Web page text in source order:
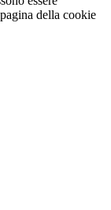
della cookie